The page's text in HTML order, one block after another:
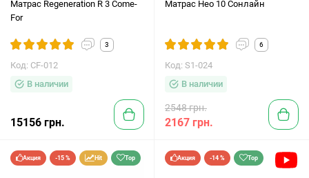
Матрас Regeneration R 3 Come-
For
3
Код: CF-012
В наличии
15156 грн.
Матрас Нео 10 Сонлайн
6
Код: S1-024
В наличии
2548 грн.
2167 грн.
Акция -15 % Hit Top Акция -14 % Top